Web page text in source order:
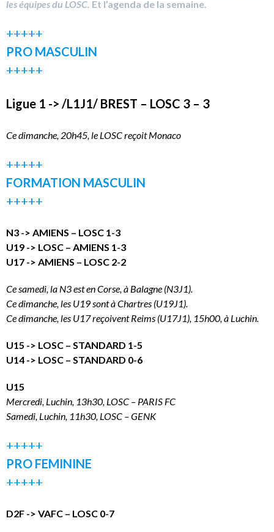
les équipes du LOSC. Et l’agenda de la semaine.
+++++
PRO MASCULIN
+++++
Ligue 1 -> /L1J1/ BREST – LOSC 3 – 3
Ce dimanche, 20h45, le LOSC reçoit Monaco
+++++
FORMATION MASCULIN
+++++
N3 -> AMIENS – LOSC 1-3
U19 -> LOSC – AMIENS 1-3
U17 -> AMIENS – LOSC 2-2
Ce samedi, la N3 est en Corse, à Balagne (N3J1).
Ce dimanche, les U19 sont à Chartres (U19J1).
Ce dimanche, les U17 reçoivent Reims (U17J1), 15h00, à Luchin.
U15 -> LOSC – STANDARD 1-5
U14 -> LOSC – STANDARD 0-6
U15
Mercredi, Luchin, 13h30, LOSC – PARIS FC
Samedi, Luchin, 11h30, LOSC – GENK
+++++
PRO FEMININE
+++++
D2F -> VAFC – LOSC 0-7